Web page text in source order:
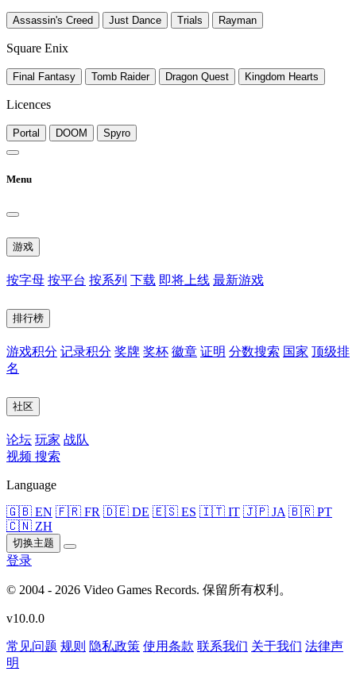
Assassin's Creed Just Dance Trials Rayman
Square Enix
Final Fantasy Tomb Raider Dragon Quest Kingdom Hearts
Licences
Portal DOOM Spyro
Menu
游戏
按字母 按平台 按系列 下载 即将上线 最新游戏
排行榜
游戏积分 记录积分 奖牌 奖杯 徽章 证明 分数搜索 国家 顶级排
名
社区
论坛 玩家 战队
视频 搜索
Language
🇬🇧 EN 🇫🇷 FR 🇩🇪 DE 🇪🇸 ES 🇮🇹 IT 🇯🇵 JA 🇧🇷 PT
🇨🇳 ZH
切换主题
登录
© 2004 - 2026 Video Games Records. 保留所有权利。
v10.0.0
常见问题 规则 隐私政策 使用条款 联系我们 关于我们 法律声
明